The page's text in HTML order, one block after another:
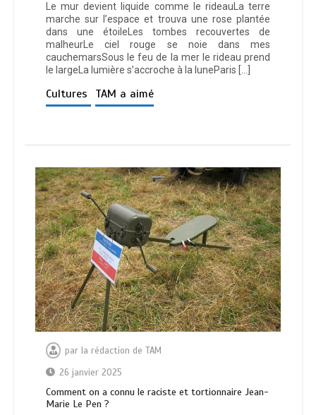
Le mur devient liquide comme le rideauLa terre
marche sur l’espace et trouva une rose plantée
dans une étoileLes tombes recouvertes de
malheurLe ciel rouge se noie dans mes
cauchemarsSous le feu de la mer le rideau prend
le largeLa lumière s’accroche à la luneParis […]
Cultures TAM a aimé
par la rédaction de TAM
26 janvier 2025
Comment on a connu le raciste et tortionnaire Jean-
Marie Le Pen ?